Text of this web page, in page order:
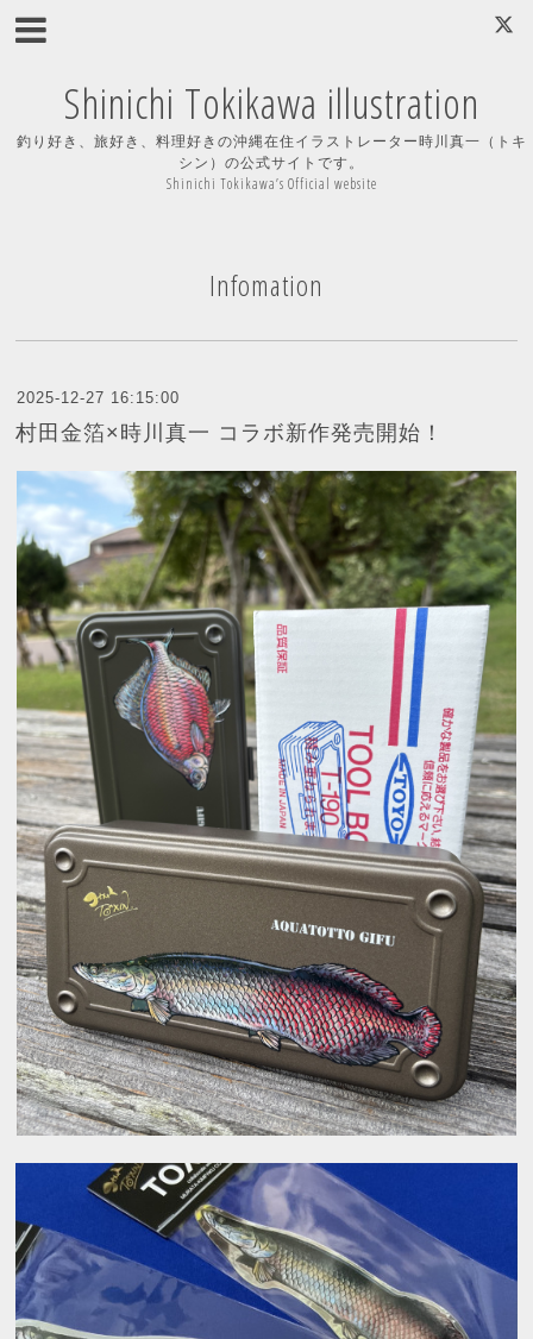
Shinichi Tokikawa illustration
釣り好き、旅好き、料理好きの沖縄在住イラストレーター時川真一（トキ
シン）の公式サイトです。
Shinichi Tokikawa’s Official website
Infomation
2025-12-27 16:15:00
村田金箔×時川真一 コラボ新作発売開始！